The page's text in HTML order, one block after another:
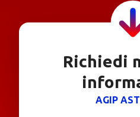
Richiedi
AGIP